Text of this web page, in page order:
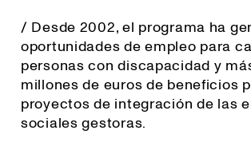
/ Desde 2002, el programa ha
oportunidades de empleo para
personas con discapacidad y
millones de euros de beneficios
proyectos de integración de las
sociales gestoras.